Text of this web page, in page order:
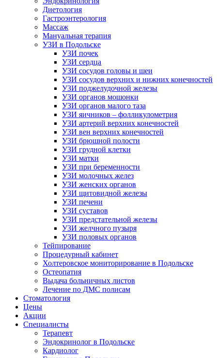
Диетология
Гастроэнтерология
Массаж
Мануальная терапия
УЗИ в Подольске
УЗИ почек
УЗИ сердца
УЗИ сосудов головы и шеи
УЗИ сосудов верхних и нижних конечностей
УЗИ поджелудочной железы
УЗИ органов мошонки
УЗИ органов малого таза
УЗИ яичников – фолликулометрия
УЗИ артерий верхних конечностей
УЗИ вен верхних конечностей
УЗИ брюшной полости
УЗИ грудной клетки
УЗИ матки
УЗИ при беременности
УЗИ молочных желез
УЗИ женских органов
УЗИ щитовидной железы
УЗИ печени
УЗИ суставов
УЗИ предстательной железы
УЗИ желчного пузыря
УЗИ половых органов
Тейпирование
Процедурный кабинет
Холтеровское мониторирование в Подольске
Остеопатия
Выдача больничных листов
Лечение по ДМС полисам
Стоматология
Цены
Акции
Специалисты
Терапевт
Эндокринолог в Подольске
Кардиолог